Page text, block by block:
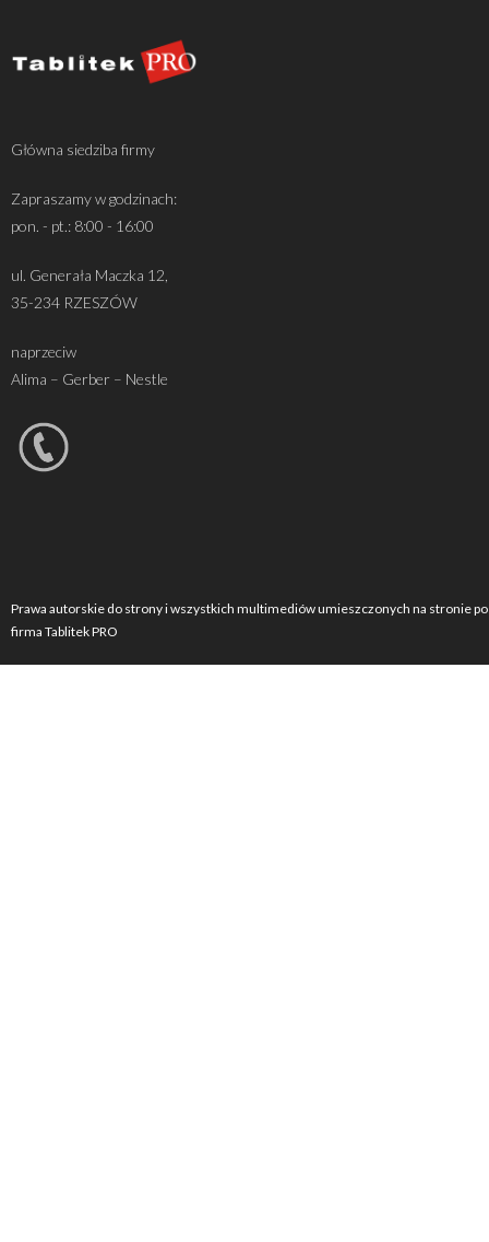
Główna siedziba firmy
Zapraszamy w godzinach:
pon. - pt.: 8:00 - 16:00
ul. Generała Maczka 12,
35-234 RZESZÓW
naprzeciw
Alima – Gerber – Nestle
Prawa autorskie do strony i wszystkich multimediów umieszczonych na stronie
firma Tablitek PRO